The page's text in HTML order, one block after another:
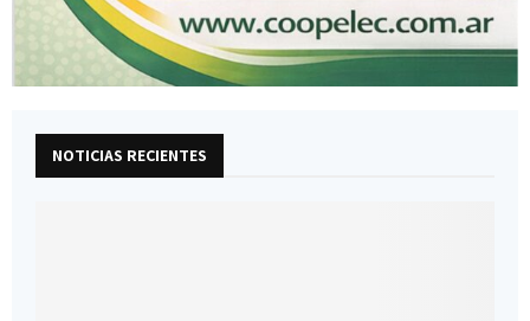
NOTICIAS RECIENTES